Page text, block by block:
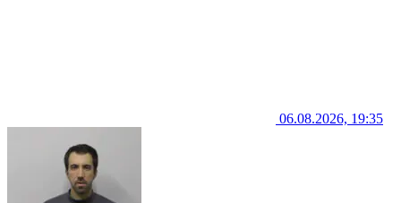
06.08.2026, 19:35